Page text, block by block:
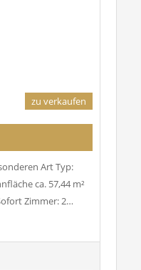
zu verkaufen
Art Typ:
ca. 57,44 m²
Zimmer: 2…